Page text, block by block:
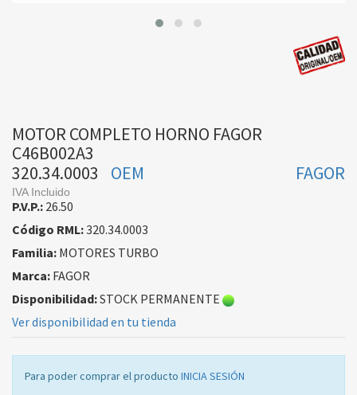
MOTOR COMPLETO HORNO FAGOR
C46B002A3
320.34.0003
FAGOR
OEM
IVA Incluido
P.V.P.: 26.50
Código RML:320.34.0003
Familia: MOTORES TURBO
Marca: FAGOR
Disponibilidad:STOCK PERMANENTE
Ver disponibilidad en tu tienda
Para poder comprar el producto INICIA SESIÓN